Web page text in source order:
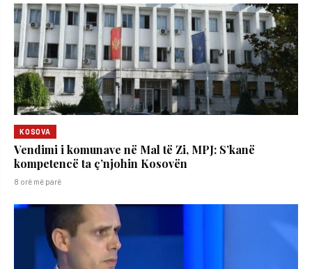
KOSOVA
Vendimi i komunave në Mal të Zi, MPJ: S’kanë
kompetencë ta ç’njohin Kosovën
8 orë më parë